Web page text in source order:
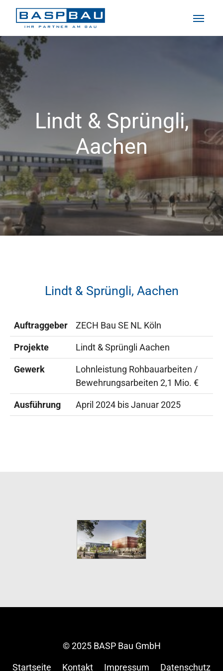
Zum Hauptinhalt springen
Sie sind hier:
Lindt & Sprüngli,
Aachen
Lindt & Sprüngli, Aachen
Auftraggeber ZECH Bau SE NL Köln
Projekte Lindt & Sprüngli Aachen
Gewerk
Lohnleistung Rohbauarbeiten /
Bewehrungsarbeiten 2,1 Mio. €
Ausführung April 2024 bis Januar 2025
© 2025 BASP Bau GmbH
Startseite Kontakt Impressum Datenschutz